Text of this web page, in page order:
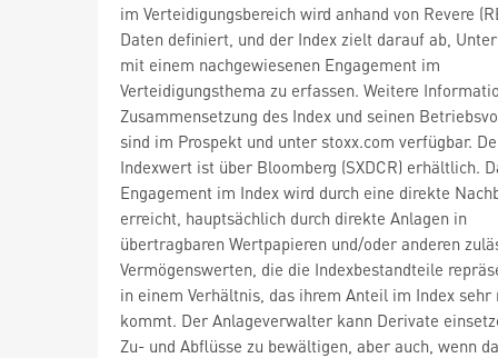
im Verteidigungsbereich wird anhand von Revere
Daten definiert, und der Index zielt darauf ab,
mit einem nachgewiesenen Engagement im
Verteidigungsthema zu erfassen. Weitere
Zusammensetzung des Index und seinen
sind im Prospekt und unter stoxx.com verfügbar.
Indexwert ist über Bloomberg (SXDCR) erhältlich.
Engagement im Index wird durch eine direkte
erreicht, hauptsächlich durch direkte Anlagen in
übertragbaren Wertpapieren und/oder anderen
Vermögenswerten, die die Indexbestandteile
in einem Verhältnis, das ihrem Anteil im Index sehr
kommt. Der Anlageverwalter kann Derivate
Zu- und Abflüsse zu bewältigen, aber auch, wenn